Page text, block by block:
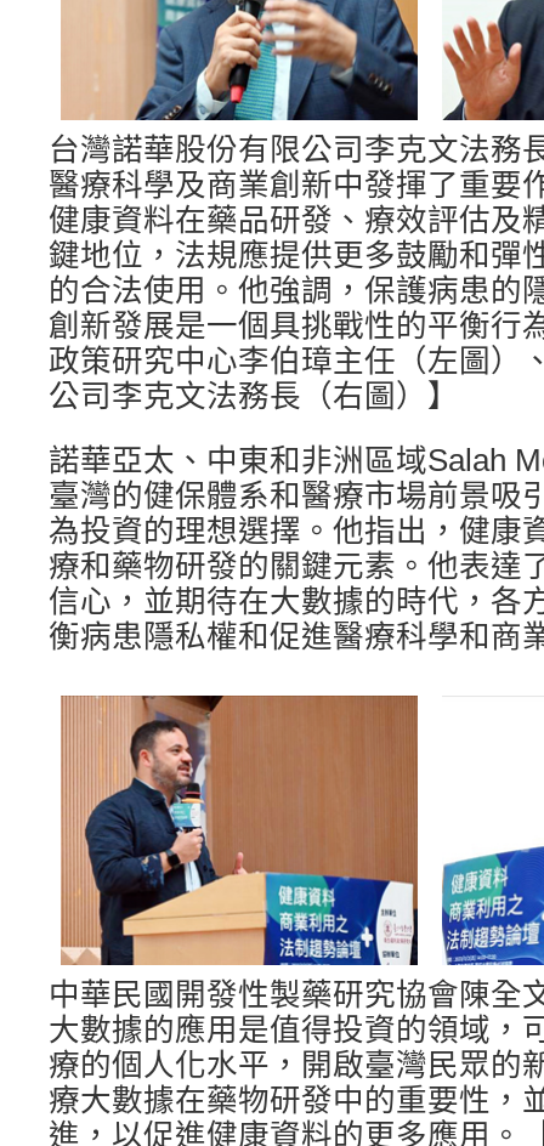
台灣諾華股份有限公司李克文法務
醫療科學及商業創新中發揮了重要
健康資料在藥品研發、療效評估及
鍵地位，法規應提供更多鼓勵和彈
的合法使用。他強調，保護病患的
創新發展是一個具挑戰性的平衡行
政策研究中心李伯璋主任（左圖）
公司李克文法務長（右圖）】
諾華亞太、中東和非洲區域Salah
臺灣的健保體系和醫療市場前景吸
為投資的理想選擇。他指出，健康
療和藥物研發的關鍵元素。他表達
信心，並期待在大數據的時代，各
衡病患隱私權和促進醫療科學和商
中華民國開發性製藥研究協會陳全
大數據的應用是值得投資的領域，
療的個人化水平，開啟臺灣民眾的
療大數據在藥物研發中的重要性，
進，以促進健康資料的更多應用。